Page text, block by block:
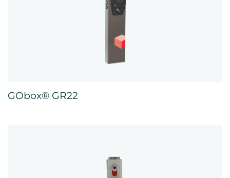
GObox® GR22